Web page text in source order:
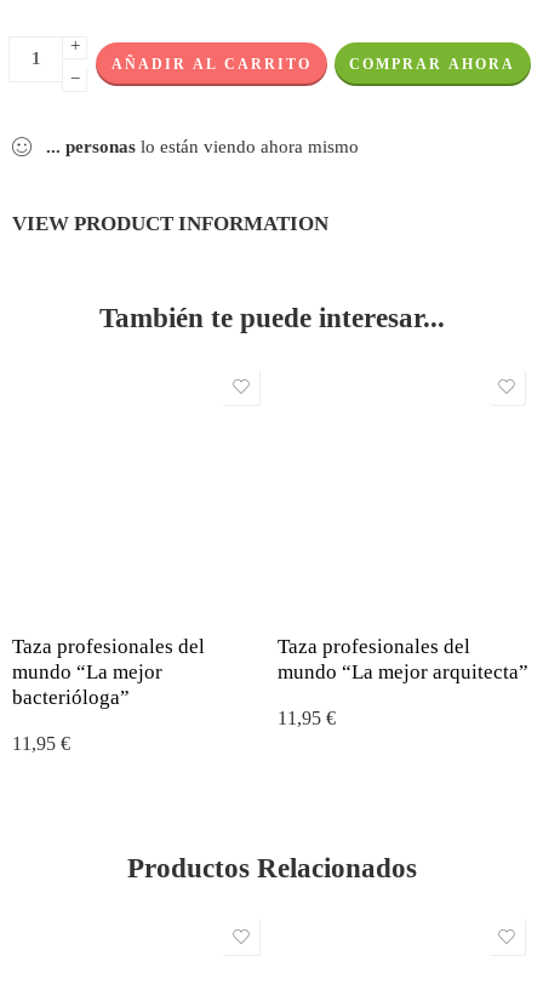
+
−
AÑADIR AL CARRITO COMPRAR AHORA
... personas lo están viendo ahora mismo
VIEW PRODUCT INFORMATION
También te puede interesar...
Taza profesionales del
mundo “La mejor
bacterióloga”
11,95 €
Taza profesionales del
mundo “La mejor arquitecta”
11,95 €
Productos Relacionados